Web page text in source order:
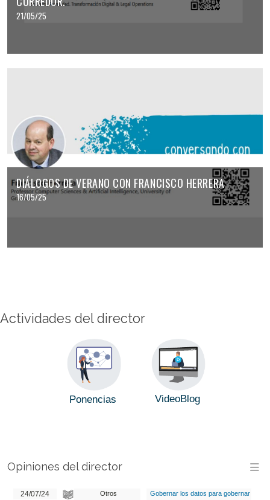
21/05/25
DIÁLOGOS DE VERANO CON FRANCISCO HERRERA
16/05/25
Actividades del director
Ponencias VideoBlog
Opiniones del director
24/07/24 Otros
Gobernar los datos para gobernar